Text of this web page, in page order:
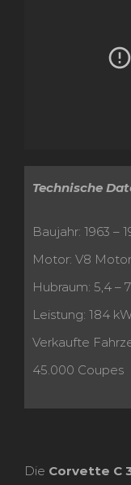
Technische
Baujahr: 1963 –
Motor: V8 Motor
Hubraum: 5,4 –
Leistung: 184
Verkaufte
45.000 Coupes
Die Corvette C